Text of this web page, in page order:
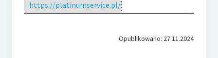
https://platinumservice.pl/
Opublikowano: 27.11.2024